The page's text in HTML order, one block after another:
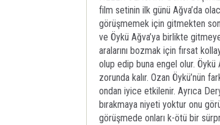
film setinin ilk günü Ağva’da
görüşmemek için gitmekten
ve Öykü Ağva’ya birlikte
aralarını bozmak için fırsat
olup edip buna engel olur. Öykü
zorunda kalır. Ozan Öykü’nün
ondan iyice etkilenir. Ayrıca
bırakmaya niyeti yoktur onu
görüşmede onları k-ötü bir